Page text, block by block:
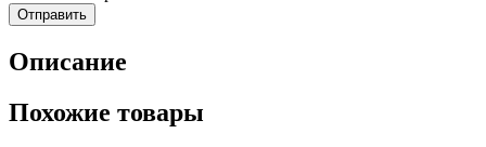
Описание
Похожие товары